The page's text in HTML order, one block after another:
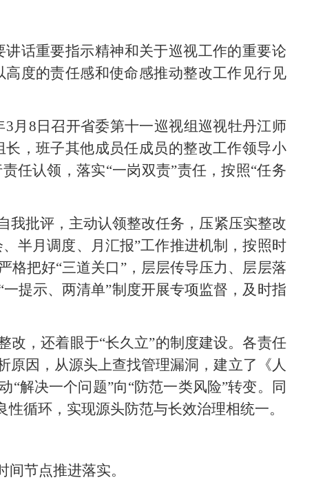
话重要指示精神和关于巡视工作的重要论
度的责任感和使命感推动整改工作见行见
3月8日召开省委第十一巡视组巡视牡丹江师
，班子其他成员任成员的整改工作领导小
任认领，落实“一岗双责”责任，按照“任务
我批评，主动认领整改任务，压紧压实整改
半月调度、月汇报”工作推进机制，按照时
把好“三道关口”，层层传导压力、层层落
提示、两清单”制度开展专项监督，及时指
改，还着眼于“长久立”的制度建设。各责任
因，从源头上查找管理漏洞，建立了《人
解决一个问题”向“防范一类风险”转变。同
循环，实现源头防范与长效治理相统一。
节点推进落实。